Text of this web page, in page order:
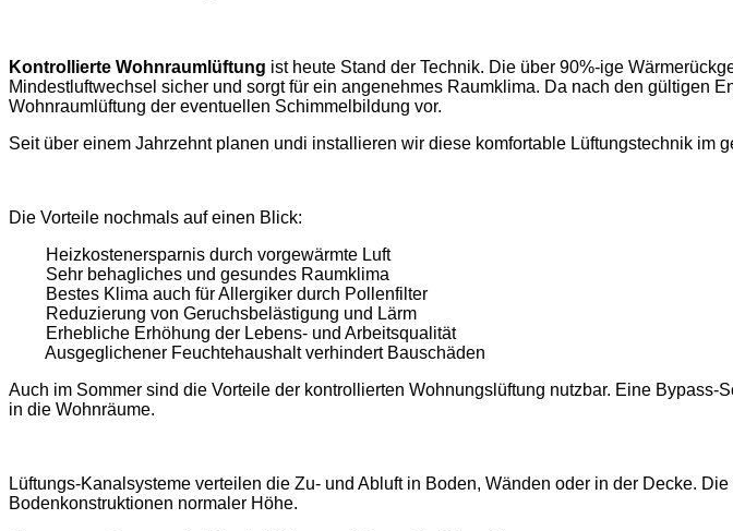
Kontrollierte Wohnraumlüftung ist heute Stand der Technik. Die über 90%-ige
Mindestluftwechsel sicher und sorgt für ein angenehmes Raumklima. Da nach den gültigen
Wohnraumlüftung der eventuellen Schimmelbildung vor.
Seit über einem Jahrzehnt planen undi installieren wir diese komfortable Lüftungstechnik
Die Vorteile nochmals auf einen Blick:
Heizkostenersparnis durch vorgewärmte Luft
Sehr behagliches und gesundes Raumklima
Bestes Klima auch für Allergiker durch Pollenfilter
Reduzierung von Geruchsbelästigung und Lärm
Erhebliche Erhöhung der Lebens- und Arbeitsqualität
Ausgeglichener Feuchtehaushalt verhindert Bauschäden
Auch im Sommer sind die Vorteile der kontrollierten Wohnungslüftung nutzbar. Eine
in die Wohnräume.
Lüftungs-Kanalsysteme verteilen die Zu- und Abluft in Boden, Wänden oder in der Decke.
Bodenkonstruktionen normaler Höhe.